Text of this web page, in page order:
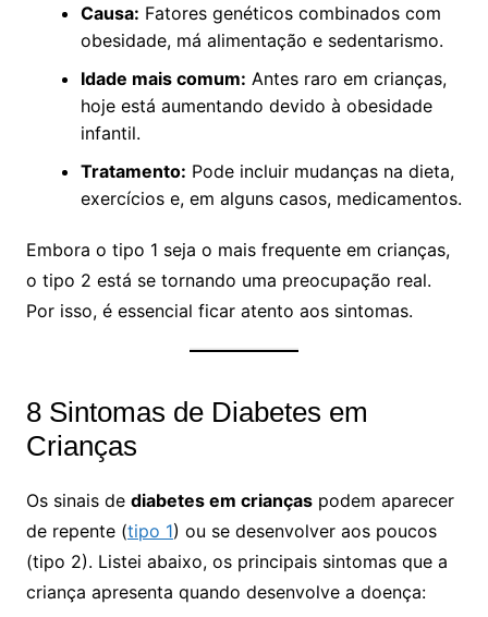
Causa: Fatores genéticos combinados com
obesidade, má alimentação e sedentarismo.
Idade mais comum: Antes raro em crianças,
hoje está aumentando devido à obesidade
infantil.
Tratamento: Pode incluir mudanças na dieta,
exercícios e, em alguns casos, medicamentos.
Embora o tipo 1 seja o mais frequente em crianças,
o tipo 2 está se tornando uma preocupação real.
Por isso, é essencial ficar atento aos sintomas.
8 Sintomas de Diabetes em
Crianças
Os sinais de diabetes em criançaspodem aparecer
de repente (tipo 1) ou se desenvolver aos poucos
(tipo 2). Listei abaixo, os principais sintomas que a
criança apresenta quando desenvolve a doença: